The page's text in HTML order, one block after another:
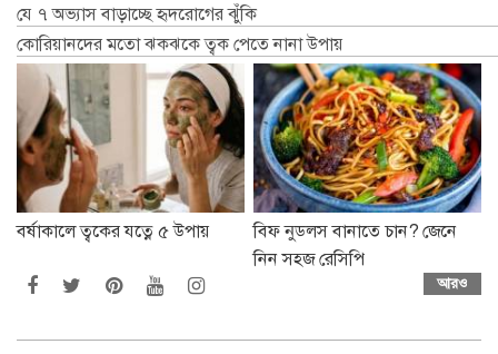
যে ৭ অভ্যাস বাড়াচ্ছে হৃদরোগের ঝুঁকি
কোরিয়ানদের মতো ঝকঝকে ত্বক পেতে নানা উপায়
বর্ষাকালে ত্বকের যত্নে ৫ উপায়
বিফ নুডলস বানাতে চান? জেনে
নিন সহজ রেসিপি
আরও